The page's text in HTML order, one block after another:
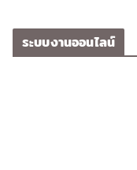
ระบบงานออนไลน์